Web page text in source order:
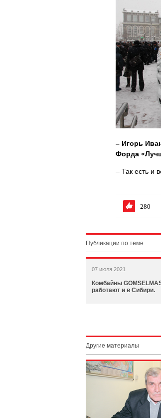
– Игорь
Форда
– Так есть и
280
Публикации по теме
07 июля 2021
Комбайны
работают и в Сибири.
Другие материалы